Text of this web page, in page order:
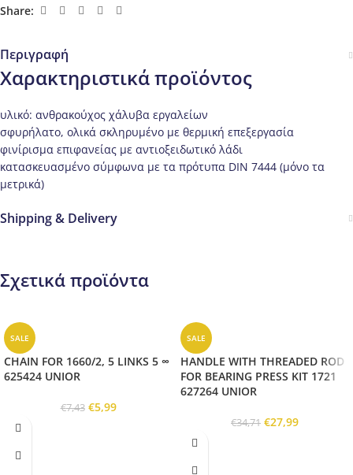
Share:
Περιγραφή
Χαρακτηριστικά προϊόντος
υλικό: ανθρακούχος χάλυβα εργαλείων
σφυρήλατο, ολικά σκληρυμένο με θερμική επεξεργασία
φινίρισμα επιφανείας με αντιοξειδωτικό λάδι
κατασκευασμένο σύμφωνα με τα πρότυπα DIN 7444 (μόνο τα
μετρικά)
Shipping & Delivery
Σχετικά προϊόντα
SALE
CHAIN FOR 1660/2, 5 LINKS 5 ∞
625424 UNIOR
€7,43 €5,99
SALE
HANDLE WITH THREADED ROD
FOR BEARING PRESS KIT 1721
627264 UNIOR
€34,71 €27,99